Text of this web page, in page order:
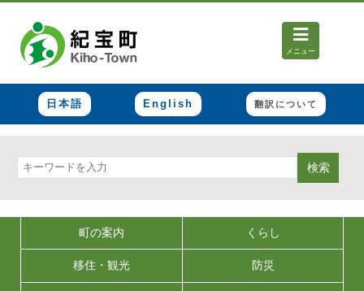
メニュー
日本語 English 翻訳について
検索
町の案内 くらし
移住・観光 防災